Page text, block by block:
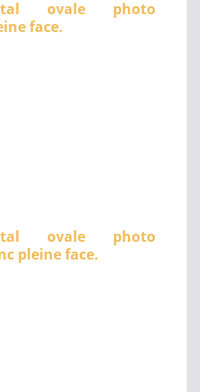
ovale photo
face.
ovale photo
pleine face.